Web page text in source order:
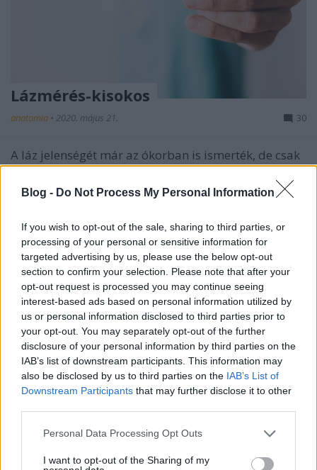
Blog - Do Not Process My Personal Information
If you wish to opt-out of the sale, sharing to third parties, or
processing of your personal or sensitive information for
targeted advertising by us, please use the below opt-out
section to confirm your selection. Please note that after your
opt-out request is processed you may continue seeing
interest-based ads based on personal information utilized by
us or personal information disclosed to third parties prior to
your opt-out. You may separately opt-out of the further
disclosure of your personal information by third parties on the
IAB’s list of downstream participants. This information may
also be disclosed by us to third parties on the IAB’s List of
Downstream Participants that may further disclose it to other
Please note that this website/app uses one or more Google
not limited to your visit or usage behaviour. You may click to
Personal Data Processing Opt Outs
I want to opt-out of the Sharing of my
Lázmérés-kisokos
anatomia • 2020. május 21. 30
A láz jelenségét már az ókorban is ismerték, de csak
a középkortól tudjuk mérni. A higanyos hőmérők
sokáig tartották magukat, de mostanra a digitális
eszközök váltották fel őket. De mivel a legcélszerűbb